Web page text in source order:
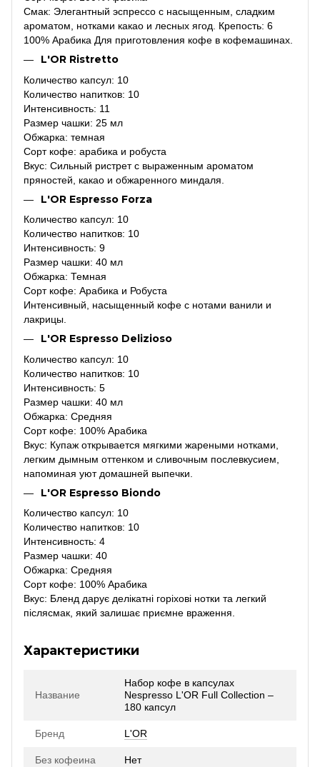
Смак: Элегантный эспрессо с насыщенным, сладким
ароматом, нотками какао и лесных ягод. Крепость: 6
100% Арабика Для приготовления кофе в кофемашинах.
L'OR Ristretto
Количество капсул: 10
Количество напитков: 10
Интенсивность: 11
Размер чашки: 25 мл
Обжарка: темная
Сорт кофе: арабика и робуста
Вкус: Сильный ристрет с выраженным ароматом
пряностей, какао и обжаренного миндаля.
L'OR Espresso Forza
Количество капсул: 10
Количество напитков: 10
Интенсивность: 9
Размер чашки: 40 мл
Обжарка: Темная
Сорт кофе: Арабика и Робуста
Интенсивный, насыщенный кофе с нотами ванили и
лакрицы.
L'OR Espresso Delizioso
Количество капсул: 10
Количество напитков: 10
Интенсивность: 5
Размер чашки: 40 мл
Обжарка: Средняя
Сорт кофе: 100% Арабика
Вкус: Купаж открывается мягкими жареными нотками,
легким дымным оттенком и сливочным послевкусием,
напоминая уют домашней выпечки.
L'OR Espresso Biondo
Количество капсул: 10
Количество напитков: 10
Интенсивность: 4
Размер чашки: 40
Обжарка: Средняя
Сорт кофе: 100% Арабика
Вкус: Бленд дарує делікатні горіхові нотки та легкий
післясмак, який залишає приємне враження.
Характеристики
Название
Набор кофе в капсулах
Nespresso L'OR Full Collection –
180 капсул
Бренд L'OR
Без кофеина Нет